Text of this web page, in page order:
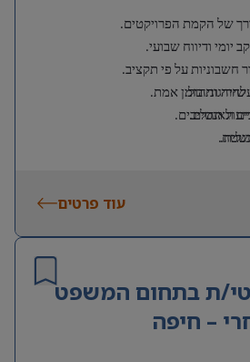
של הקמת הפרויקטים.
יומי ודיווח שבועי.
חשבוניות על פי תקציב.
לחריגות בזמן אמת.
תהליכים.
וניהול.
וגאנטים.
עוד פרטים
ת בתחום המשפט
– חיפה